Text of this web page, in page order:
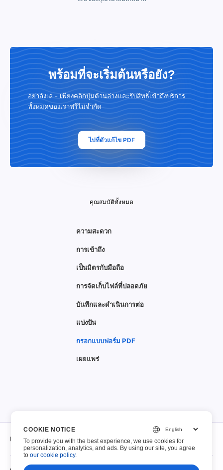
พร้อมที่จะเริ่มต้นหรือยัง?
อย่าลังเล - เพียงคลิกปุ่มด้านล่างและรับสิทธิ์เข้าถึงบริการ
ทั้งหมดของเราฟรีไม่จำกัด
ไปที่ตัวแก้ไข PDF
คุณสมบัติทั้งหมด
ความสะดวก
การเข้าถึง
เป็นมิตรกับมือถือ
การจัดเก็บไฟล์ที่ปลอดภัย
บันทึกและดำเนินการต่อ
แบ่งปัน
กรอกแบบฟอร์ม PDF
เผยแพร่
เกี่ยวกับ
เกี่ยวกับ
COOKIE NOTICE
To provide you with the best experience, we use cookies for
personalization, analytics, and ads. By using our site, you agree
toour cookie policy.